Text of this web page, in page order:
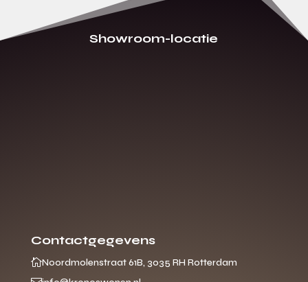
Showroom-locatie
Contactgegevens
Noordmolenstraat 61B, 3035 RH Rotterdam